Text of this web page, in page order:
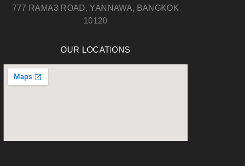
777 RAMA3 ROAD, YANNAWA, BANGKOK
10120
OUR LOCATIONS